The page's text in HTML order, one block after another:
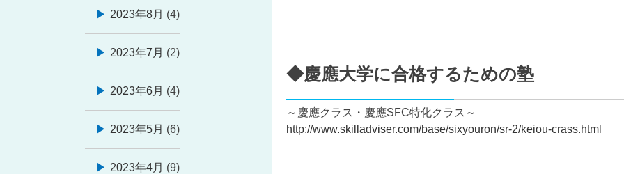
◆慶應大学に合格するための塾
～慶應クラス・慶應SFC特化クラス～
http://www.skilladviser.com/base/sixyouron/sr-2/keiou-crass.html
2023年8月 (4)
2023年7月 (2)
2023年6月 (4)
2023年5月 (6)
2023年4月 (9)